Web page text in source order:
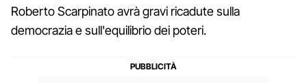
Roberto Scarpinato avrà gravi ricadute sulla
democrazia e sull'equilibrio dei poteri.